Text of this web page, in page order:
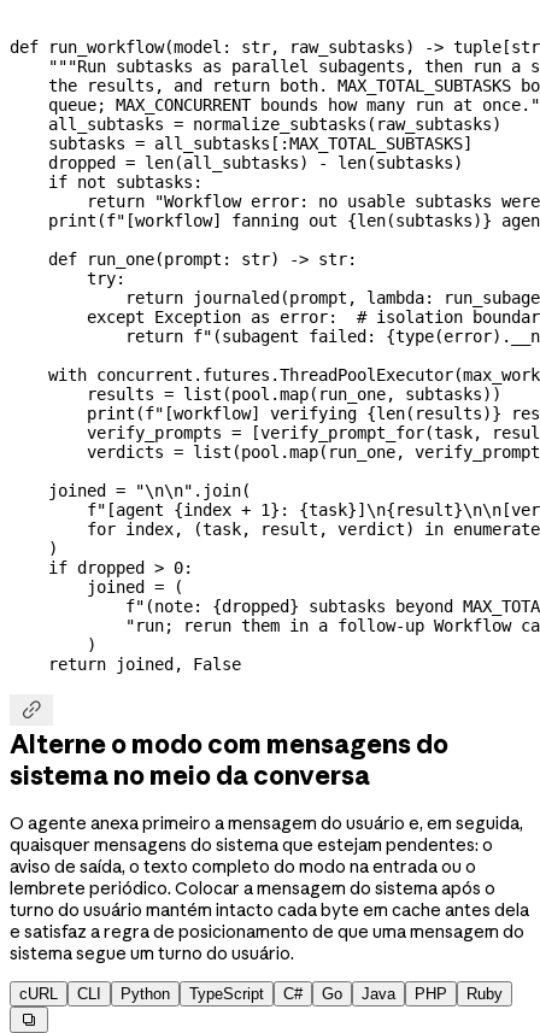
def run_workflow(model : str, raw_subtasks) -> tuple[str
"""Run subtasks as parallel subagents, then run a
the results, and return both. MAX_TOTAL_SUBTASKS
queue; MAX_CONCURRENT bounds how many run at
    all_subtasks
= normalize_subtasks(raw_subtasks)
    subtasks
= all_subtasks[:MAX_TOTAL_SUBTASKS]
    dropped
= len(all_subtasks) - len(subtasks)
    if
not subtasks:
        return
"Workflow error: no usable subtasks
    print
(f"[workflow] fanning out {len(subtasks)}
    def
run_one(prompt : str) -> str:
        try
:
            return
journaled(prompt, lambda:
        except
Exception as error: # isolation
            return
f"(subagent failed: {type(error).
    with
concurrent.futures.ThreadPoolExecutor(
        results
= list (pool.map(run_one, subtasks))
        print
(f"[workflow] verifying {len(results)}
        verify_prompts
= [verify_prompt_for(task,
        verdicts
= list (pool.map(run_one,
    joined
= "\n\n" .join(
        f
"[agent {index + 1} : {task}] \n{result}\n\n
        for
index, (task, result, verdict) in enumerate
    )
    if
dropped > 0:
        joined
= (
            f
"(note: {dropped} subtasks beyond
"run; rerun them in a follow-up Workflow
        )
    return
joined, False

Alterne o modo com mensagens do
sistema no meio da conversa
O agente anexa primeiro a mensagem do usuário e, em seguida,
quaisquer mensagens do sistema que estejam pendentes: o
aviso de saída, o texto completo do modo na entrada ou o
lembrete periódico. Colocar a mensagem do sistema após o
turno do usuário mantém intacto cada byte em cache antes dela
e satisfaz a regra de posicionamento de que uma mensagem do
sistema segue um turno do usuário.
cURL CLI Python TypeScript C# Go Java PHP Ruby
